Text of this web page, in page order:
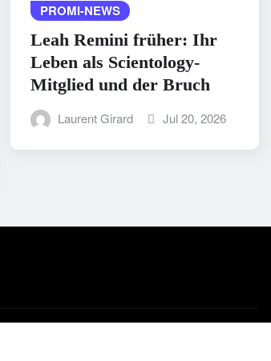
PROMI-NEWS
Leah Remini früher: Ihr
Leben als Scientology-
Mitglied und der Bruch
Laurent Girard Jul 20, 2026